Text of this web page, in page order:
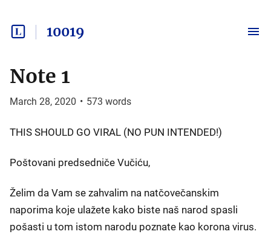
10019
Note 1
March 28, 2020 • 573 words
THIS SHOULD GO VIRAL (NO PUN INTENDED!)
Poštovani predsedniče Vučiću,
Želim da Vam se zahvalim na natčovečanskim
naporima koje ulažete kako biste naš narod spasli
pošasti u tom istom narodu poznate kao korona virus.